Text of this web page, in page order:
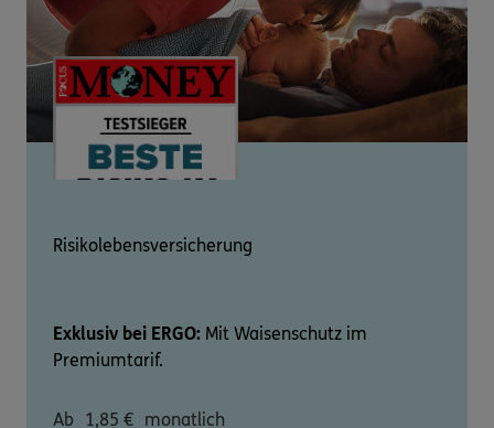
Risikolebensversicherung
Exklusiv bei ERGO: Mit Waisenschutz im
Premiumtarif.
Ab 1,85 € monatlich